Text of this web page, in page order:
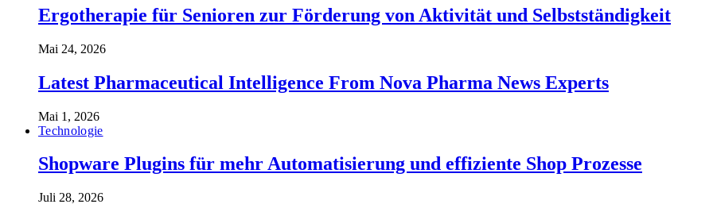
Ergotherapie für Senioren zur Förderung von Aktivität und Selbstständigkeit
Mai 24, 2026
Latest Pharmaceutical Intelligence From Nova Pharma News Experts
Mai 1, 2026
Technologie
Shopware Plugins für mehr Automatisierung und effiziente Shop Prozesse
Juli 28, 2026